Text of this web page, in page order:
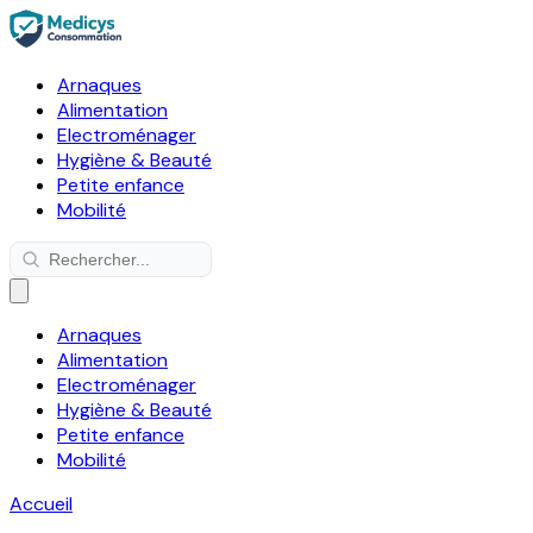
Arnaques
Alimentation
Electroménager
Hygiène & Beauté
Petite enfance
Mobilité
Arnaques
Alimentation
Electroménager
Hygiène & Beauté
Petite enfance
Mobilité
Accueil